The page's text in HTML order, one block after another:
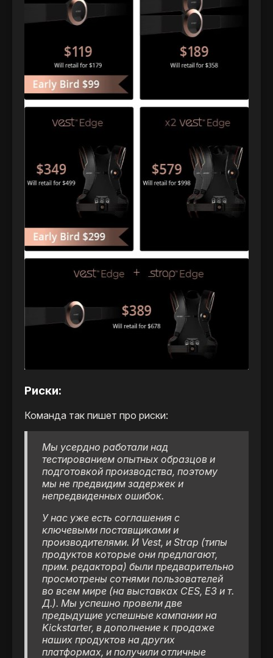
Риски:
Команда так пишет про риски:
Мы усердно работали над
тестированием опытных образцов и
подготовкой производства, поэтому
мы не предвидим задержек и
непредвиденных ошибок.
У нас уже есть соглашения с
ключевыми поставщиками и
производителями. И Vest, и Strap (типы
продуктов которые они предлагают,
прим. редактора) были предварительно
просмотрены сотнями пользователей
во всем мире (на выставках CES, E3 и т.
Д.). Мы успешно провели две
предыдущие успешные кампании на
Kickstarter, в дополнение к продаже
наших продуктов на других
платформах, и получили отличные